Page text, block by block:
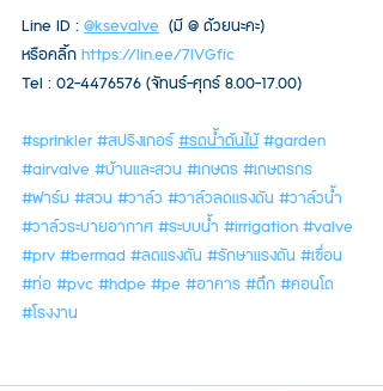
Line ID : @ksevalve
  (มี @ ด้วยนะคะ)
หรือคลิ้ก https://lin.ee/7lVGfic
Tel : 02-4476576 (จัทนร์-ศุกร์ 8.00-17.00)
#sprinkler #สปริงเกอร์ #รดน้ำต้นไม้ #garden
#airvalve #บ้านและสวน #เกษตร #เกษตรกร
#ฟาร์ม #สวน #วาล์ว #วาล์วลดแรงดัน #วาล์วน้ำ
#วาล์วระบายอากาศ #ระบบน้ำ #irrigation #valve
#prv #bermad #ลดแรงดัน #รักษาแรงดัน #เขื่อน
#ท่อ #pvc #hdpe #pe #อาคาร #ตึก #คอนโด
#โรงงาน